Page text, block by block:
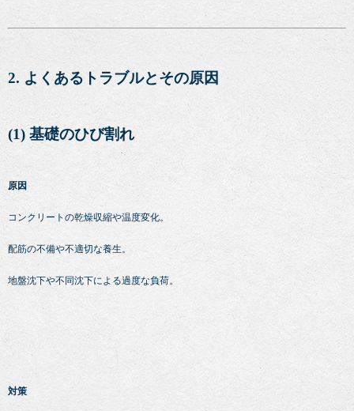
2. よくあるトラブルとその原因
(1) 基礎のひび割れ
原因
コンクリートの乾燥収縮や温度変化。
配筋の不備や不適切な養生。
地盤沈下や不同沈下による過度な負荷。
対策